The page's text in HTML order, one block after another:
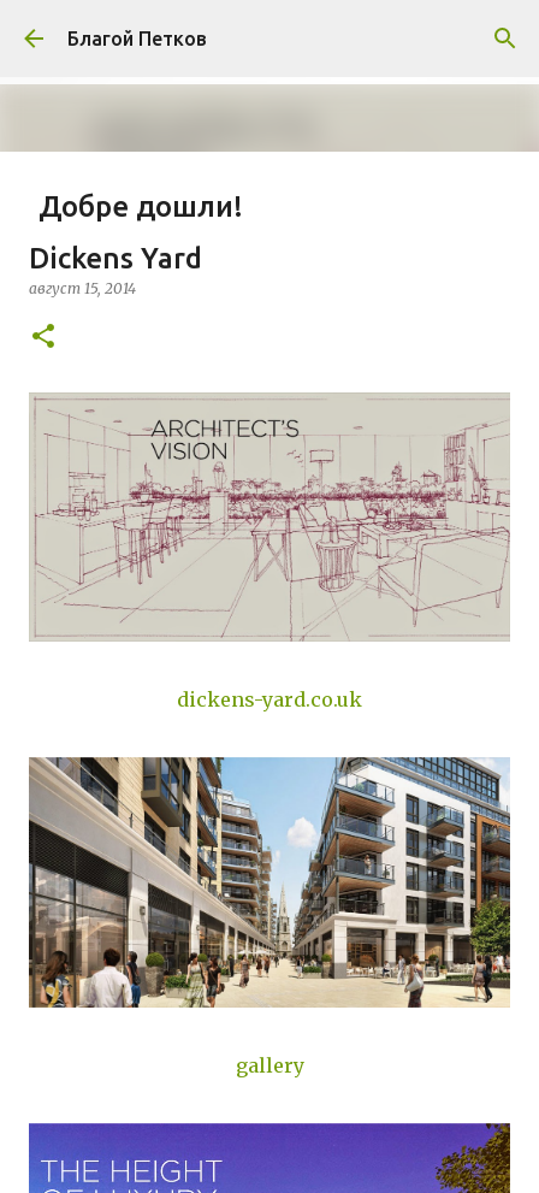
Пропускане към основното съдържание
Благой Петков
Добре дошли!
Dickens Yard
август 15, 2014
dickens-yard.co.uk
gallery